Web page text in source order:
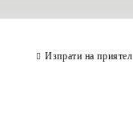
Изпрати на приятел